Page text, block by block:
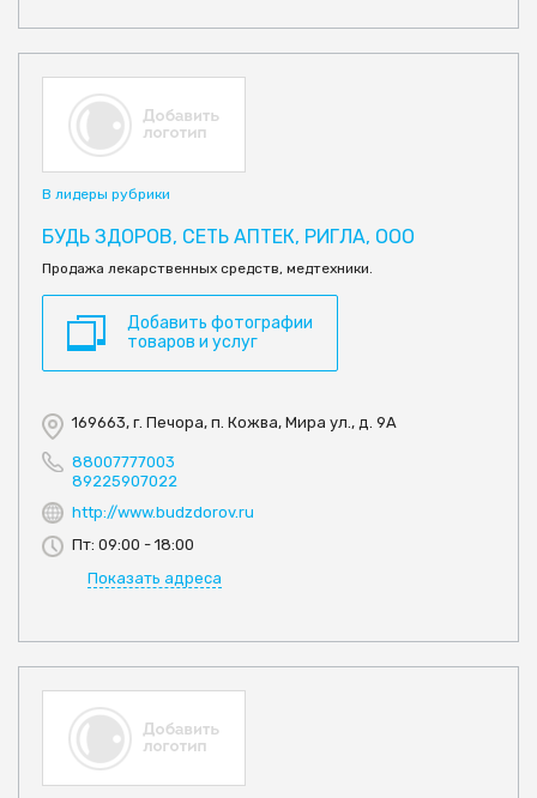
В лидеры рубрики
БУДЬ ЗДОРОВ, СЕТЬ АПТЕК, РИГЛА, ООО
Продажа лекарственных средств, медтехники.
Добавить фотографии
товаров и услуг
169663, г. Печора, п. Кожва, Мира ул., д. 9А
88007777003
89225907022
http://www.budzdorov.ru
Пт: 09:00 - 18:00
Показать адреса